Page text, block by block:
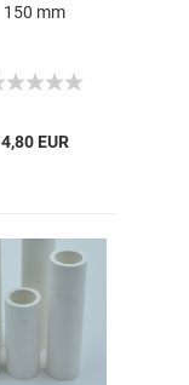
150 mm
4,80 EUR